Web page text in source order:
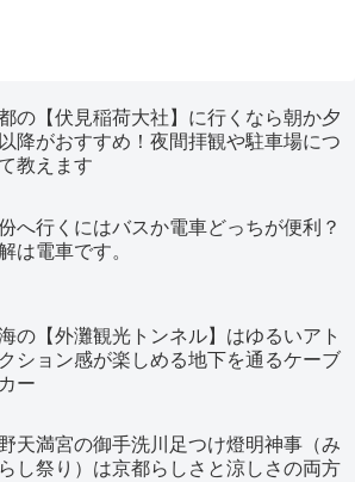
の【伏見稲荷大社】に行くなら朝か夕
降がおすすめ！夜間拝観や駐車場につ
教えます
へ行くにはバスか電車どっちが便利？
は電車です。
海の【外灘観光トンネル】はゆるいアト
ション感が楽しめる地下を通るケーブ
ー
天満宮の御手洗川足つけ燈明神事（み
し祭り）は京都らしさと涼しさの両方